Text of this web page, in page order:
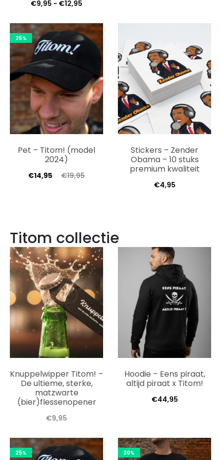
€9,95 - €12,95
tot
€12,95
25%
Pet – Titom! (model
2024)
€19,95
€14,95
Stickers – Zender
Obama – 10 stuks
premium kwaliteit
€4,95
Titom collectie
Knuppelwipper Titom! –
De ultieme, sterke,
matzwarte
(bier)flessenopener
€9,95
Hoodie – Eens piraat,
altijd piraat x Titom!
€44,95
25% 20%